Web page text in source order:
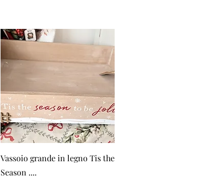
Vista rapida
Vassoio grande in legno Tis the
Season ....